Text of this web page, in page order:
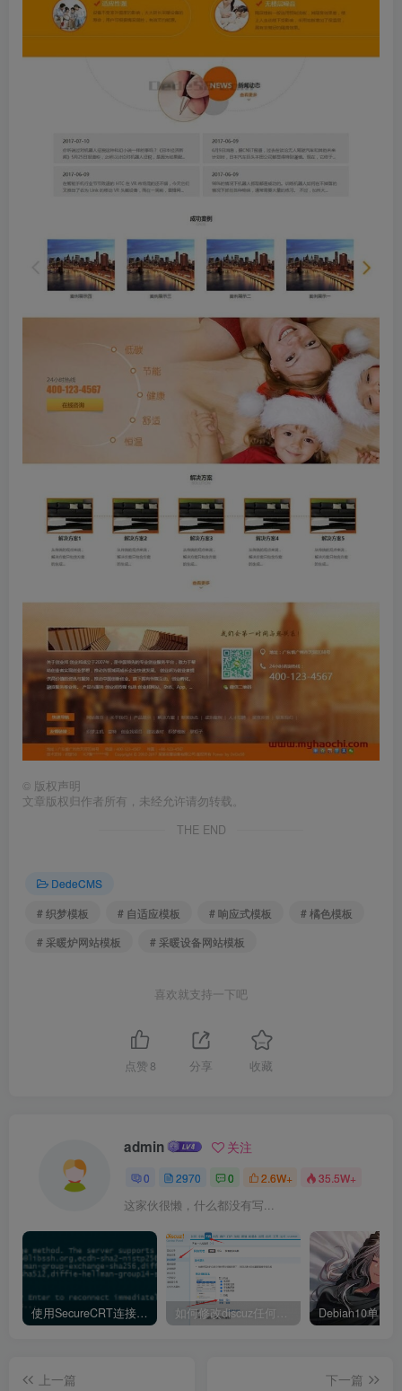
© 版权声明
文章版权归作者所有，未经允许请勿转载。
THE END
DedeCMS
# 织梦模板
# 自适应模板 # 响应式模板
# 橘色模板
# 采暖炉网站模板
# 采暖设备网站模板
喜欢就支持一下吧
点赞 8 分享 收藏
admin 关注
0 2970 0 2.6W+ 35.5W+
这家伙很懒，什么都没有写...
使用SecureCRT连接Ubuntu20.04报错：Key exchange failed. No compatible key exchange method. 如何修改discuz任何模板的编辑器默认字体类型和默认字体大小
上一篇
下一篇